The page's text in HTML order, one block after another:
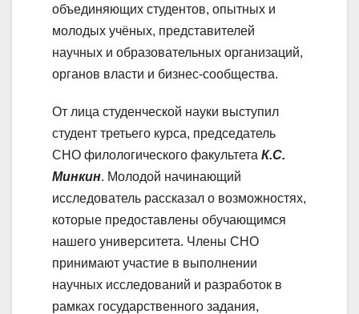
объединяющих студентов, опытных и
молодых учёных, представителей
научных и образовательных организаций,
органов власти и бизнес-сообщества.
От лица студенческой науки выступил
студент третьего курса, председатель
СНО филологического факультета К.С.
Минкин. Молодой начинающий
исследователь рассказал о возможностях,
которые предоставлены обучающимся
нашего университета. Члены СНО
принимают участие в выполнении
научных исследований и разработок в
рамках государственного задания,